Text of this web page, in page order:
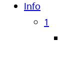
Info
1